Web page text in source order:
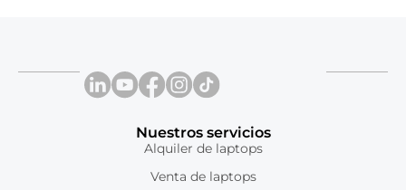
Nuestros servicios
Alquiler de laptops
Venta de laptops